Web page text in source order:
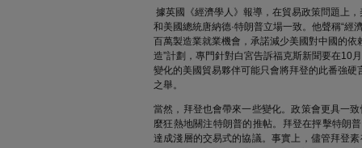
據英國《經濟學人》報導，在貿易政策問題上
和美國總統唐納德·特朗普立場一致。他聲稱“經
百萬製造業就業機會，承諾減少美國對中國的依
造”計劃，專門針對白宮告訴福克斯新聞要在10
變化的美國貿易夥伴可能只會將拜登的此番強
之舉。
當然，拜登也會帶來一些變化。政策會更具一
麼狂熱地關注特朗普的推帖。拜登在抨擊特朗
達成淺層的交易式的協議。事實上，儘管拜登